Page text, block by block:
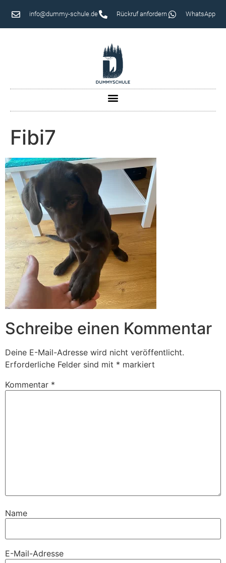
info@dummy-schule.de Rückruf anfordern WhatsApp
Fibi7
Schreibe einen Kommentar
Deine E-Mail-Adresse wird nicht veröffentlicht.
Erforderliche Felder sind mit * markiert
Kommentar *
Name
E-Mail-Adresse